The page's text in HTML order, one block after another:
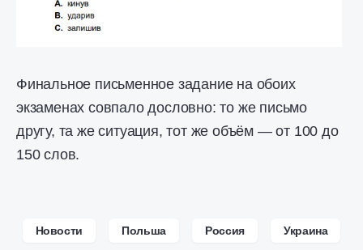
Финальное письменное задание на обоих
экзаменах совпало дословно: то же письмо
другу, та же ситуация, тот же объём — от 100 до
150 слов.
Новости Польша Россия Украина